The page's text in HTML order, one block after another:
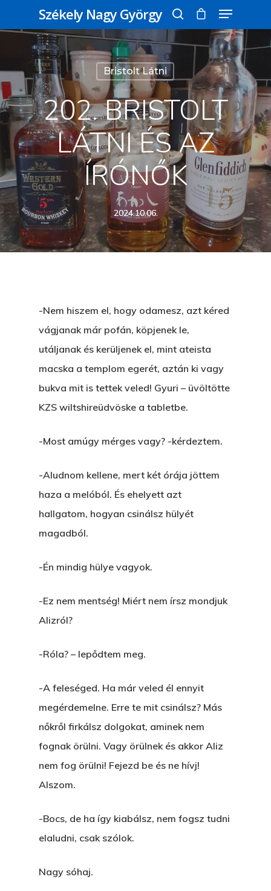
Üss egy entert a kereséshez, vagy nyomd
meg az ESC gombot a bezáráshoz
Székely Nagy György
Bristolt Látni
202. BRISTOLT
LÁTNI ÉS AZ
ÍRÓNŐK
2024.10.06.
-Nem hiszem el, hogy odamesz, azt kéred
vágjanak már pofán, köpjenek le,
utáljanak és kerüljenek el, mint ateista
macska a templom egerét, aztán ki vagy
bukva mit is tettek veled! Gyuri – üvöltötte
KZS wiltshireüdvöske a tabletbe.
-Most amúgy mérges vagy? -kérdeztem.
-Aludnom kellene, mert két órája jöttem
haza a melóból. És ehelyett azt
hallgatom, hogyan csinálsz hülyét
magadból.
-Én mindig hülye vagyok.
-Ez nem mentség! Miért nem írsz mondjuk
Alizról?
-Róla? – lepődtem meg.
-A feleséged. Ha már veled él ennyit
megérdemelne. Erre te mit csinálsz? Más
nőkről firkálsz dolgokat, aminek nem
fognak örülni. Vagy örülnek és akkor Aliz
nem fog örülni! Fejezd be és ne hívj!
Alszom.
-Bocs, de ha így kiabálsz, nem fogsz tudni
elaludni, csak szólok.
Nagy sóhaj.